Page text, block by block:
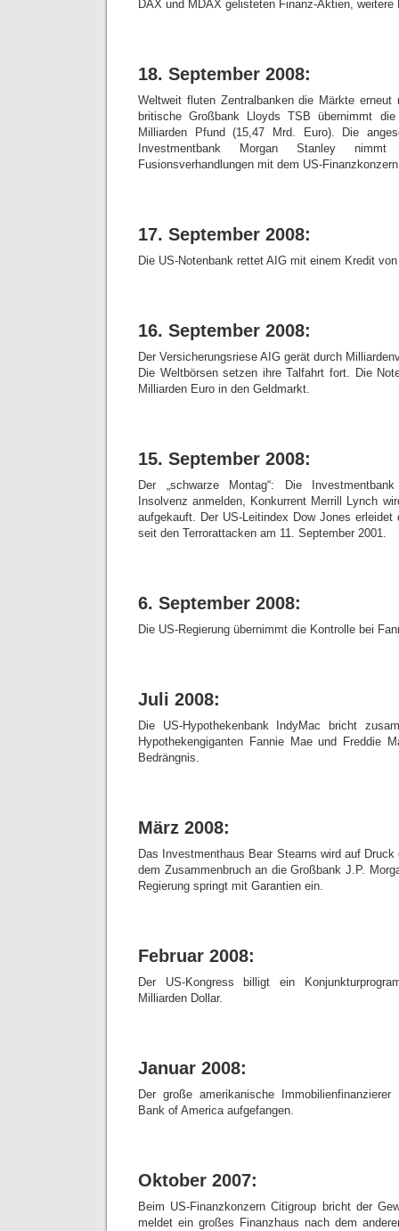
DAX und MDAX gelisteten Finanz-Aktien, weitere
18. September 2008:
Weltweit fluten Zentralbanken die Märkte
britische Großbank Lloyds TSB übernimmt
Milliarden Pfund (15,47 Mrd. Euro). Die
Investmentbank Morgan Stanley nimmt
Fusionsverhandlungen mit dem US-
17. September 2008:
Die US-Notenbank rettet AIG mit einem Kredit
16. September 2008:
Der Versicherungsriese AIG gerät durch
Die Weltbörsen setzen ihre Talfahrt fort. Die
Milliarden Euro in den Geldmarkt.
15. September 2008:
Der „schwarze Montag“: Die
Insolvenz anmelden, Konkurrent Merrill Lynch
aufgekauft. Der US-Leitindex Dow Jones
seit den Terrorattacken am 11. September 2001.
6. September 2008:
Die US-Regierung übernimmt die Kontrolle bei
Juli 2008:
Die US-Hypothekenbank IndyMac bricht
Hypothekengiganten Fannie Mae und Freddie
Bedrängnis.
März 2008:
Das Investmenthaus Bear Stearns wird auf
dem Zusammenbruch an die Großbank J.P.
Regierung springt mit Garantien ein.
Februar 2008:
Der US-Kongress billigt ein
Milliarden Dollar.
Januar 2008:
Der große amerikanische
Bank of America aufgefangen.
Oktober 2007:
Beim US-Finanzkonzern Citigroup bricht der
meldet ein großes Finanzhaus nach dem